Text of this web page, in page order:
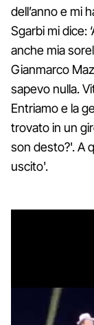
dell’anno e mi
Sgarbi mi dice:
anche mia
Gianmarco
sapevo nulla.
Entriamo e la
trovato in un
son desto?'. A
uscito'.